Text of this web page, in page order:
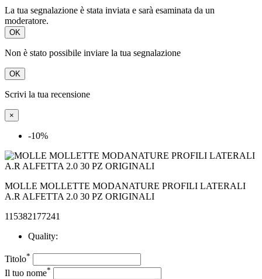
La tua segnalazione è stata inviata e sarà esaminata da un
moderatore.
OK
Non è stato possibile inviare la tua segnalazione
OK
Scrivi la tua recensione
×
-10%
MOLLE MOLLETTE MODANATURE PROFILI LATERALI
A.R ALFETTA 2.0 30 PZ ORIGINALI
115382177241
Quality:
Titolo*
Il tuo nome*